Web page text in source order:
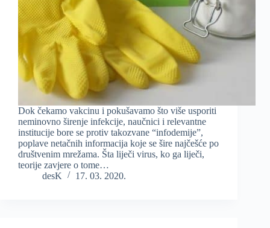
Dok čekamo vakcinu i pokušavamo što više usporiti
neminovno širenje infekcije, naučnici i relevantne
institucije bore se protiv takozvane “infodemije”,
poplave netačnih informacija koje se šire najčešće po
društvenim mrežama. Šta liječi virus, ko ga liječi,
teorije zavjere o tome…
desK
17. 03. 2020.